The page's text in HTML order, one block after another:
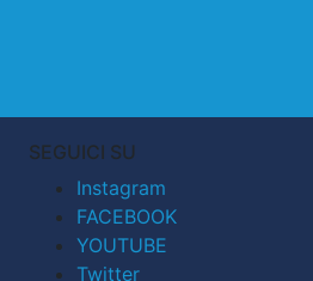
SEGUICI SU
Instagram
FACEBOOK
YOUTUBE
Twitter